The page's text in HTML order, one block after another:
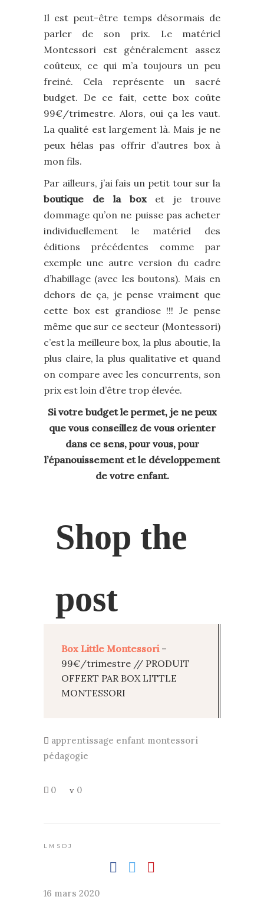
Il est peut-être temps désormais de
parler de son prix. Le matériel
Montessori est généralement assez
coûteux, ce qui m’a toujours un peu
freiné. Cela représente un sacré
budget. De ce fait, cette box coûte
99€/trimestre. Alors, oui ça les vaut.
La qualité est largement là. Mais je ne
peux hélas pas offrir d’autres box à
mon fils.
Par ailleurs, j’ai fais un petit tour sur la
boutique de la boxet je trouve
dommage qu’on ne puisse pas acheter
individuellement le matériel des
éditions précédentes comme par
exemple une autre version du cadre
d’habillage (avec les boutons). Mais en
dehors de ça, je pense vraiment que
cette box est grandiose !!! Je pense
même que sur ce secteur (Montessori)
c’est la meilleure box, la plus aboutie, la
plus claire, la plus qualitative et quand
on compare avec les concurrents, son
prix est loin d’être trop élevée.
Si votre budget le permet, je ne peux
que vous conseillez de vous orienter
dans ce sens, pour vous, pour
l’épanouissement et le développement
de votre enfant.
Shop the
post
Box Little Montessori–
99€/trimestre // PRODUIT
OFFERT PAR BOX LITTLE
MONTESSORI
apprentissage enfant montessori
pédagogie
0 0
LMSDJ
16 mars 2020